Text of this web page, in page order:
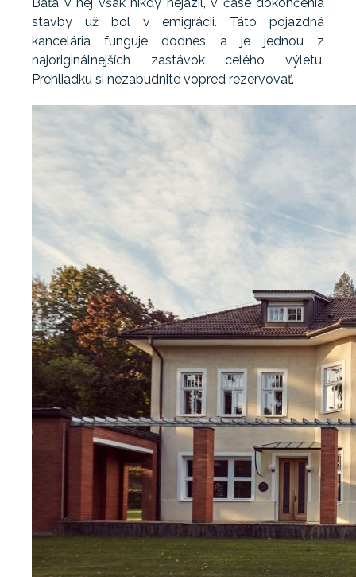
stavby už bol v emigrácii. Táto pojazdná
kancelária funguje dodnes a je jednou z
najoriginálnejších zastávok celého výletu.
Prehliadku si nezabudnite vopred rezervovať.